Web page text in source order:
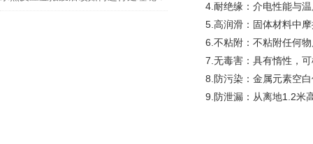
4.耐绝缘：介电性能与
5.高润滑：固体材料中
6.不粘附：不粘附任何
7.无毒害：具有惰性，
8.防污染：金属元素空
9.防泄漏：从离地1.2米